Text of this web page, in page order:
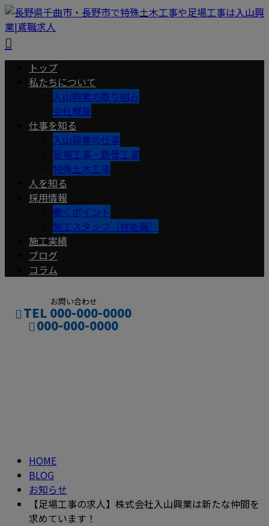
トップ
私たちについて
入山興業の取り組み
会社概要
仕事を知る
入山興業の仕事
足場工事・鉄骨工事
特殊土木工事
人を知る
採用情報
働くポイント
施工スタッフ（技能職）
施工実績
ブログ
コラム
お問い合わせ
TEL 000-000-0000
000-000-0000
HOME
BLOG
お知らせ
【足場工事の求人】株式会社入山興業は新たな仲間を
求めています！